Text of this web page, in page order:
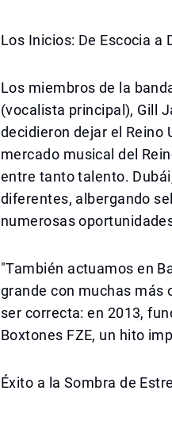
Los Inicios: De Escocia a
Los miembros de la
(vocalista principal), Gill
decidieron dejar el Reino
mercado musical del
entre tanto talento.
diferentes, albergando
numerosas
"También actuamos en
grande con muchas más
ser correcta: en 2013,
Boxtones FZE, un hito
Éxito a la Sombra de